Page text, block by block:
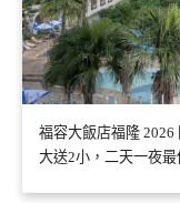
福容大飯店福隆
大送2小，二天一夜最